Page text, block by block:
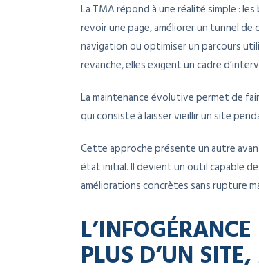
La TMA répond à une réalité simple :
revoir une page, améliorer un tunnel
navigation ou optimiser un parcours
revanche, elles exigent un cadre
La maintenance évolutive permet de
qui consiste à laisser vieillir un site
Cette approche présente un autre
état initial. Il devient un outil capable
améliorations concrètes sans rupture
PLUS D’UN